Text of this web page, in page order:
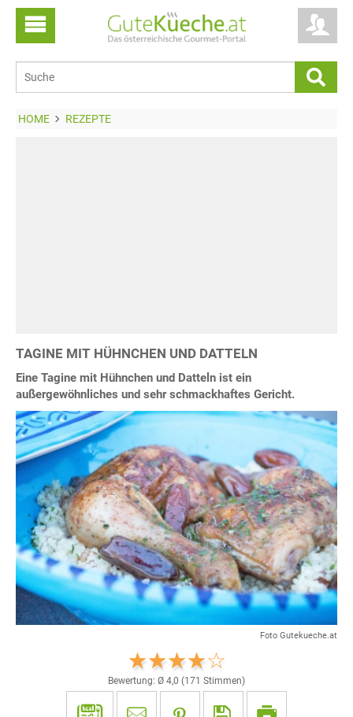
HOME REZEPTE
TAGINE MIT HÜHNCHEN UND DATTELN
Eine Tagine mit Hühnchen und Datteln ist ein
außergewöhnliches und sehr schmackhaftes Gericht.
Foto Gutekueche.at
Bewertung: Ø 4,0 (171 Stimmen)